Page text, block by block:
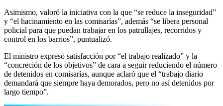
Asimismo, valoró la iniciativa con la que “se reduce la inseguridad”
y “el hacinamiento en las comisarías”, además “se libera personal
policial para que puedan trabajar en los patrullajes, recorridos y
control en los barrios”, puntualizó.
El ministro expresó satisfacción por “el trabajo realizado” y la
“concreción de los objetivos” de cara a seguir reduciendo el número
de detenidos en comisarías, aunque aclaró que el “trabajo diario
demandará que siempre haya demorados, pero no así detenidos por
largo tiempo”.